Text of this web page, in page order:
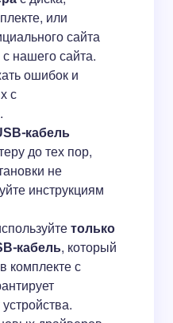
или
сайта
нашего сайта.
ошибок и
с
кабель
до тех пор,
не
инструкциям
только
кабель, который
комплекте с